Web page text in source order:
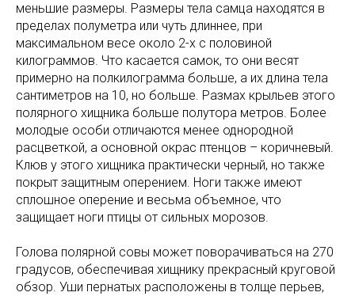
меньшие размеры. Размеры тела самца находятся в
пределах полуметра или чуть длиннее, при
максимальном весе около 2-х с половиной
килограммов. Что касается самок, то они весят
примерно на полкилограмма больше, а их длина тела
сантиметров на 10, но больше. Размах крыльев этого
полярного хищника больше полутора метров. Более
молодые особи отличаются менее однородной
расцветкой, а основной окрас птенцов – коричневый.
Клюв у этого хищника практически черный, но также
покрыт защитным оперением. Ноги также имеют
сплошное оперение и весьма объемное, что
защищает ноги птицы от сильных морозов.
Голова полярной совы может поворачиваться на 270
градусов, обеспечивая хищнику прекрасный круговой
обзор. Уши пернатых расположены в толще перьев,